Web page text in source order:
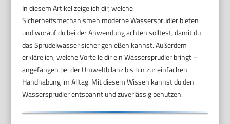
In diesem Artikel zeige ich dir, welche
Sicherheitsmechanismen moderne Wassersprudler bieten
und worauf du bei der Anwendung achten solltest, damit du
das Sprudelwasser sicher genießen kannst. Außerdem
erkläre ich, welche Vorteile dir ein Wassersprudler bringt –
angefangen bei der Umweltbilanz bis hin zur einfachen
Handhabung im Alltag. Mit diesem Wissen kannst du den
Wassersprudler entspannt und zuverlässig benutzen.